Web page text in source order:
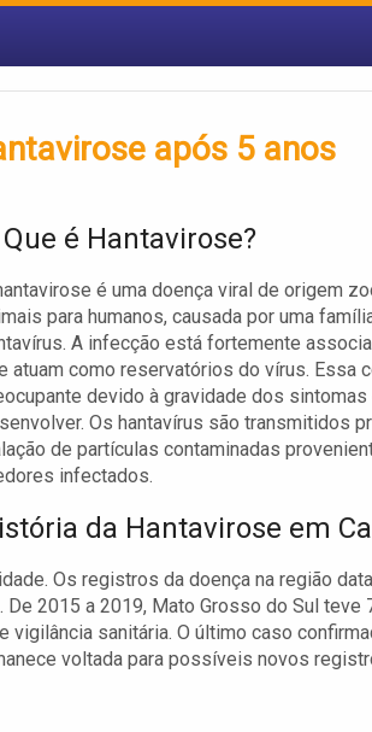
após 5 anos
Que é Hantavirose?
é uma doença viral de origem
para humanos, causada por uma
A infecção está fortemente
atuam como reservatórios do vírus. Essa
devido à gravidade dos
Os hantavírus são transmitidos
de partículas contaminadas
infectados.
da Hantavirose em
Os registros da doença na região
2015 a 2019, Mato Grosso do Sul teve
vigilância sanitária. O último caso
voltada para possíveis novos